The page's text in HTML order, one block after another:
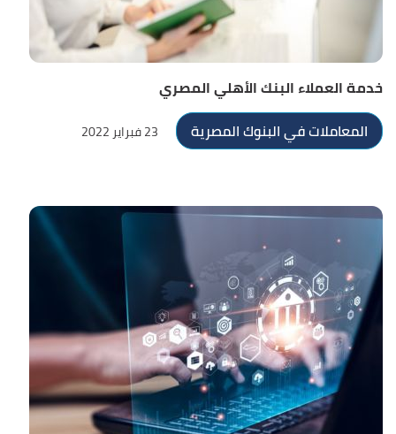
خدمة العملاء البنك الأهلي المصري
المعاملات في البنوك المصرية
23 فبراير 2022